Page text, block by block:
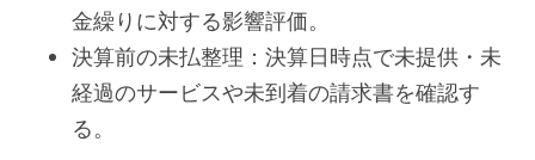
金繰りに対する影響評価。
決算前の未払整理：決算日時点で未提供・未
経過のサービスや未到着の請求書を確認す
る。